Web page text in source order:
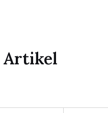
Artikel